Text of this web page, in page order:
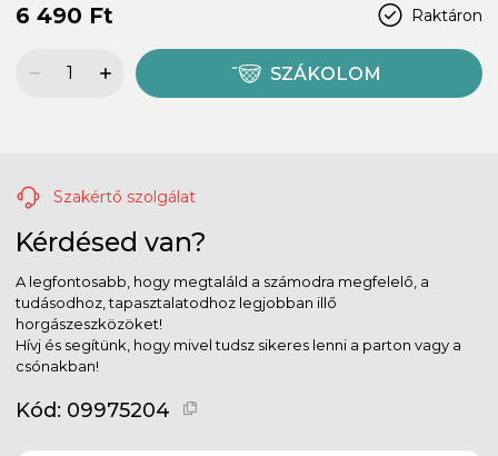
Raktáron
6 490 Ft
SZÁKOLOM
Szakértő szolgálat
Kérdésed van?
A legfontosabb, hogy megtaláld a számodra megfelelő, a
tudásodhoz, tapasztalatodhoz legjobban illő
horgászeszközöket!
Hívj és segítünk, hogy mivel tudsz sikeres lenni a parton vagy a
csónakban!
Kód: 09975204